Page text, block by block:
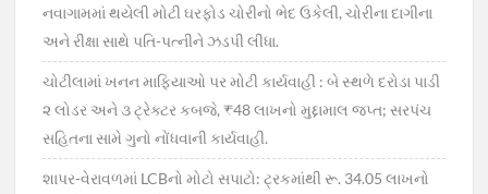
નવાગામમાં થયેલી મોટી ઘરફોડ ચોરીનો ભેદ ઉકેલી, ચોરીના દાગીના
અને રીક્ષા સાથે પતિ-પત્નીને ઝડપી લીધા.
ચોટીલામાં ખનન માફિયાઓ પર મોટી કાર્યવાહી : બે સ્થળે દરોડા પાડી
૨ લોડર અને ૩ ટ્રેક્ટર કબજે, ₹48 લાખનો મુદ્દામાલ જપ્ત; સરપંચ
સહિતના સામે ગુનો નોંધવાની કાર્યવાહી.
શાપર-વેરાવળમાં LCBનો મોટો સપાટો: ટ્રકમાંથી રૂ. 34.05 લાખનો